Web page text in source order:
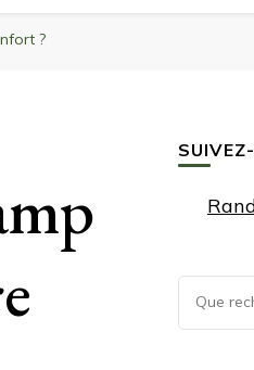
?
Vous